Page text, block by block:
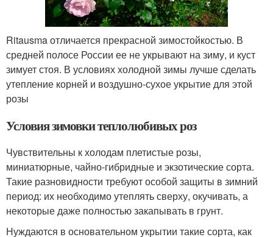
Ritausma отличается прекрасной зимостойкостью. В
средней полосе России ее не укрывают на зиму, и куст
зимует стоя. В условиях холодной зимы лучше сделать
утепление корней и воздушно-сухое укрытие для этой
розы
Условия зимовки теплолюбивых роз
Чувствительны к холодам плетистые розы,
миниатюрные, чайно-гибридные и экзотические сорта.
Такие разновидности требуют особой защиты в зимний
период: их необходимо утеплять сверху, окучивать, а
некоторые даже полностью закапывать в грунт.
Нуждаются в основательном укрытии такие сорта, как